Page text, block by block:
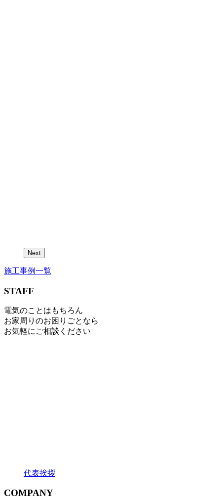
Next
施工事例一覧
STAFF
電気のことはもちろん
お家周りのお困りごとなら
お気軽にご相談ください
代表挨拶
COMPANY